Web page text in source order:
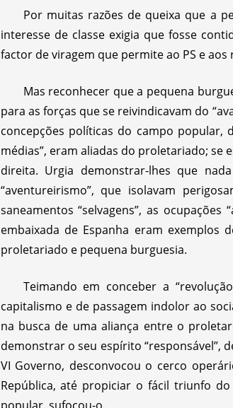
Por muitas razões de queixa que a
interesse de classe exigia que fosse
factor de viragem que permite ao PS e
Mas reconhecer que a pequena
para as forças que se reivindicavam do
concepções políticas do campo popular,
médias”, eram aliadas do proletariado; se
direita. Urgia demonstrar-lhes que
“aventureirismo”, que isolavam
saneamentos “selvagens”, as
embaixada de Espanha eram exemplos
proletariado e pequena burguesia.
Teimando em conceber a
capitalismo e de passagem indolor ao
na busca de uma aliança entre o
demonstrar o seu espírito “responsável”,
VI Governo, desconvocou o cerco
República, até propiciar o fácil triunfo